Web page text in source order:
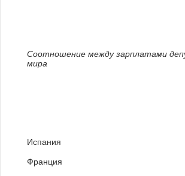
Соотношение между зарплатами
мира
Испания
Франция